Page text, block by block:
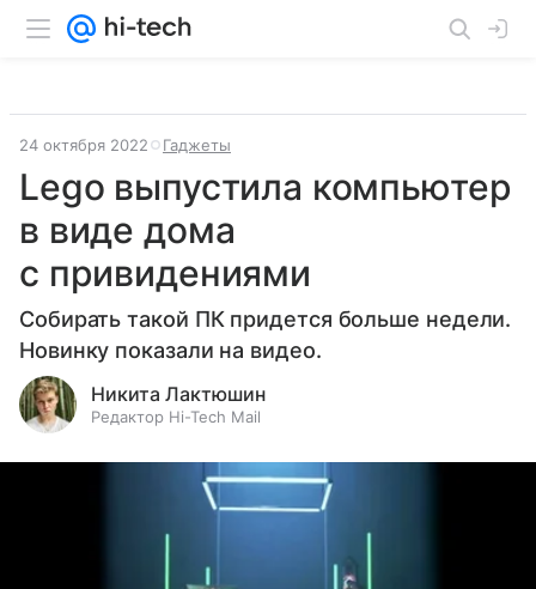
24 октября 2022 Гаджеты
Lego выпустила компьютер
в виде дома
с привидениями
Собирать такой ПК придется больше недели.
Новинку показали на видео.
Никита Лактюшин
Редактор Hi-Tech Mail